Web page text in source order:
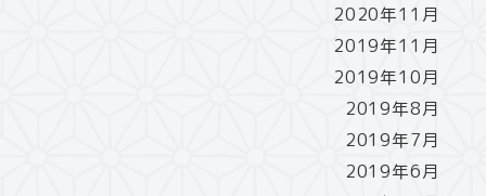
2020年11月
2019年11月
2019年10月
2019年8月
2019年7月
2019年6月